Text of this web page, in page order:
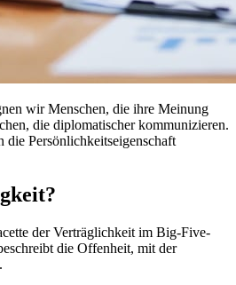
wir Menschen, die ihre Meinung
die diplomatischer kommunizieren.
die Persönlichkeitseigenschaft
der Verträglichkeit im Big-Five-
die Offenheit, mit der